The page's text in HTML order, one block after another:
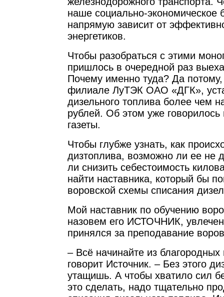
наше социально-экономическое
напрямую зависит от
энергетиков.
Чтобы разобраться с этими
пришлось в очередной раз
Почему именно туда? Да
филиале ЛуТЭК ОАО «ДГК»,
дизельного топлива более чем
рублей. Об этом уже
газеты.
Чтобы глубже узнать, как
дизтоплива, возможно ли ее не
ли снизить себестоимость
найти наставника, который бы
воровской схемы списания
Мой наставник по обучению
назовем его ИСТОЧНИК,
принялся за преподавание
– Всё начинайте из
говорит Источник. – Без этого
утащишь. А чтобы хватило сил
это сделать, надо тщательно